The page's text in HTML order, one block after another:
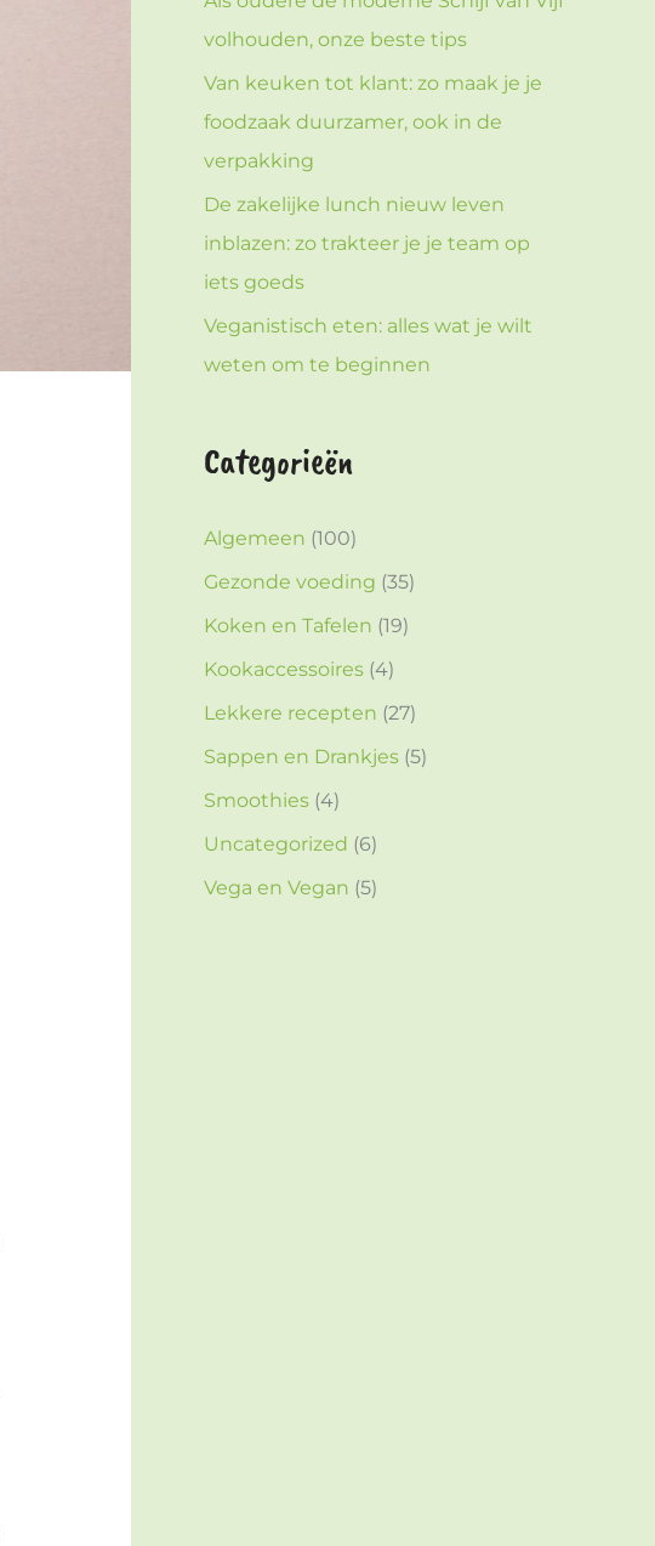
volhouden, onze beste tips
Van keuken tot klant: zo maak je je
foodzaak duurzamer, ook in de
verpakking
De zakelijke lunch nieuw leven
inblazen: zo trakteer je je team op
iets goeds
Veganistisch eten: alles wat je wilt
weten om te beginnen
Categorieën
Algemeen (100)
Gezonde voeding (35)
Koken en Tafelen (19)
Kookaccessoires (4)
Lekkere recepten (27)
Sappen en Drankjes (5)
Smoothies (4)
Uncategorized (6)
Vega en Vegan (5)